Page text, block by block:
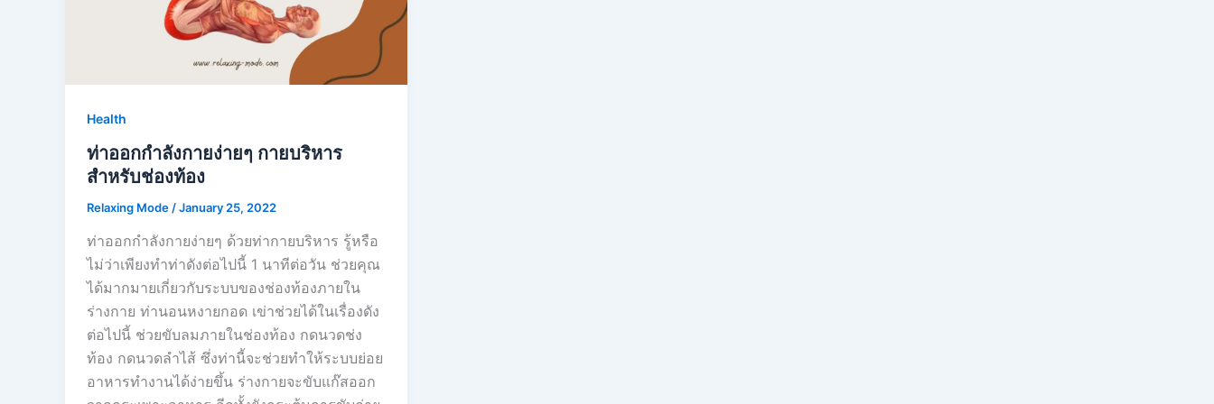
Health
ท่าออกกำลังกายง่ายๆ กายบริหาร
สำหรับช่องท้อง
Relaxing Mode /January 25, 2022
ท่าออกกำลังกายง่ายๆ ด้วยท่ากายบริหาร รู้หรือ
ไม่ว่าเพียงทำท่าดังต่อไปนี้ 1 นาทีต่อวัน ช่วยคุณ
ได้มากมายเกี่ยวกับระบบของช่องท้องภายใน
ร่างกาย ท่านอนหงายกอด เข่าช่วยได้ในเรื่องดัง
ต่อไปนี้ ช่วยขับลมภายในช่องท้อง กดนวดช่ง
ท้อง กดนวดลำไส้ ซึ่งท่านี้จะช่วยทำให้ระบบย่อย
อาหารทำงานได้ง่ายขึ้น ร่างกายจะขับแก๊สออก